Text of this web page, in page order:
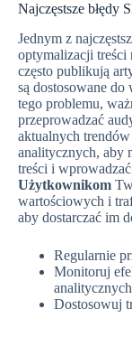
Najczęstsze błędy
Jednym z
optymalizacji treści
często publikują
są dostosowane
tego problemu,
przeprowadzać
aktualnych
analitycznych, aby
treści i
Użytkownikom
wartościowych i
aby dostarczać im
Regularnie
Monitoruj
Dostosowuj